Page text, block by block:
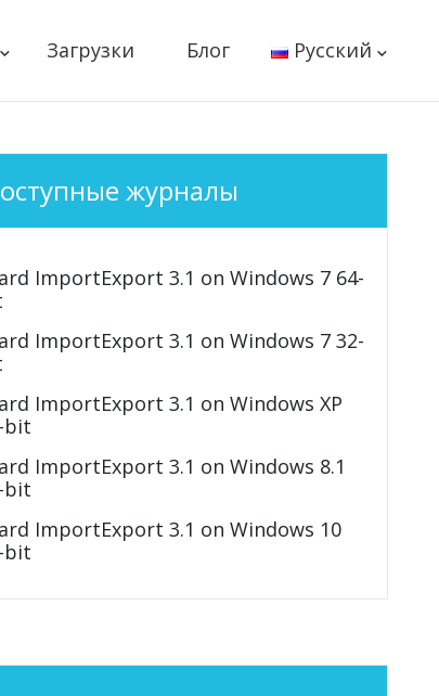
Загрузки Блог Русский
журналы
ImportExport 3.1 on Windows 7 64-
ImportExport 3.1 on Windows 7 32-
ImportExport 3.1 on Windows XP
bit
ImportExport 3.1 on Windows 8.1
bit
ImportExport 3.1 on Windows 10
bit